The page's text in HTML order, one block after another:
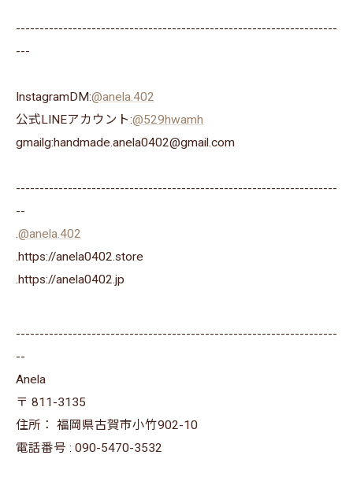
--------------------------------------------------------------------
---
InstagramDM:@anela.402
公式LINEアカウント:@529hwamh
gmailg:handmade.anela0402@gmail.com
--------------------------------------------------------------------
--
.@anela.402
.https://anela0402.store
⁡.https://anela0402.jp⁡⁡
--------------------------------------------------------------------
--
Anela
〒 811-3135
住所： 福岡県古賀市小竹902-10
電話番号 : 090-5470-3532